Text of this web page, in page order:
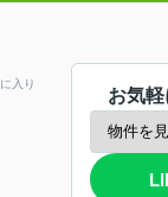
入り
お気